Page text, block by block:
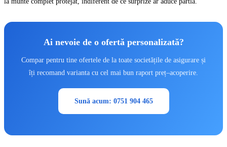
Ai nevoie de o ofertă personalizată?
Compar pentru tine ofertele de la toate societățile de asigurare și
îți recomand varianta cu cel mai bun raport preț–acoperire.
Sună acum: 0751 904 465